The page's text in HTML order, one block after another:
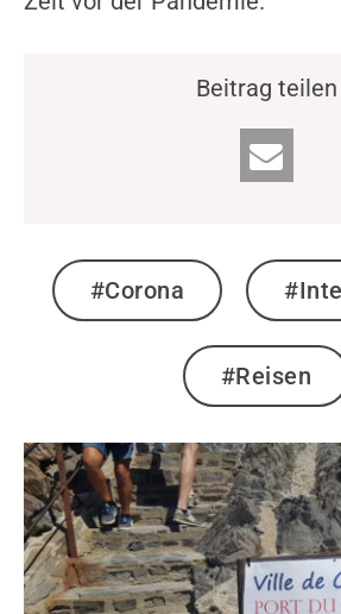
Beitrag teilen
#Corona
#Reisen